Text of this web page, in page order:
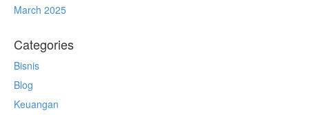
March 2025
Categories
Bisnis
Blog
Keuangan